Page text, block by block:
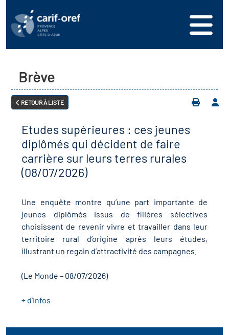
nous
formation
de l'offre de
en région
les métiers
clés métiers et
des territoires
Partenariale de la
(OPC)
des métiers en
connecter
votre offre de
Brève
RETOUR À LISTE
Etudes supérieures : ces jeunes
diplômés qui décident de faire
carrière sur leurs terres rurales
(08/07/2026)
Une enquête montre qu’une part importante de
jeunes diplômés issus de filières sélectives
choisissent de revenir vivre et travailler dans leur
territoire rural d’origine après leurs études,
illustrant un regain d’attractivité des campagnes.
(Le Monde – 08/07/2026)
+ d’infos